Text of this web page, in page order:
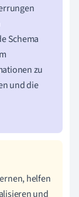
Schema
zu
und die
helfen
und